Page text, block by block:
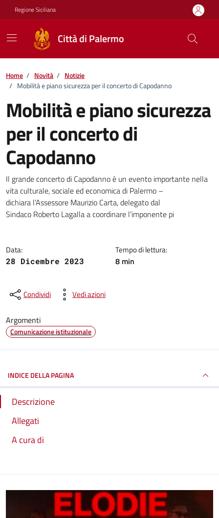
Vai ai contenuti
Vai al footer
Regione Siciliana
Città di Palermo
Home / Novità / Notizie
/ Mobilità e piano sicurezza per il concerto di Capodanno
Mobilità e piano sicurezza
per il concerto di
Capodanno
Dettagli della notizia
Il grande concerto di Capodanno è un evento importante nella
vita culturale, sociale ed economica di Palermo –
dichiara l’Assessore Maurizio Carta, delegato dal
Sindaco Roberto Lagalla a coordinare l’imponente pi
Data:
28 Dicembre 2023
Tempo di lettura:
8 min
Condividi Vedi azioni
Argomenti
Comunicazione istituzionale
INDICE DELLA PAGINA
Descrizione
Allegati
A cura di